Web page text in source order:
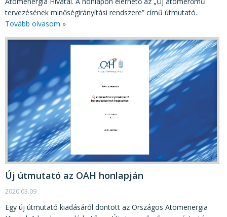
tervezésének minőségirányítási rendszere” című útmutató.
Tovább olvasom »
Új útmutató az OAH honlapján
2020.03.09
Egy új útmutató kiadásáról döntött az Országos Atomenergia